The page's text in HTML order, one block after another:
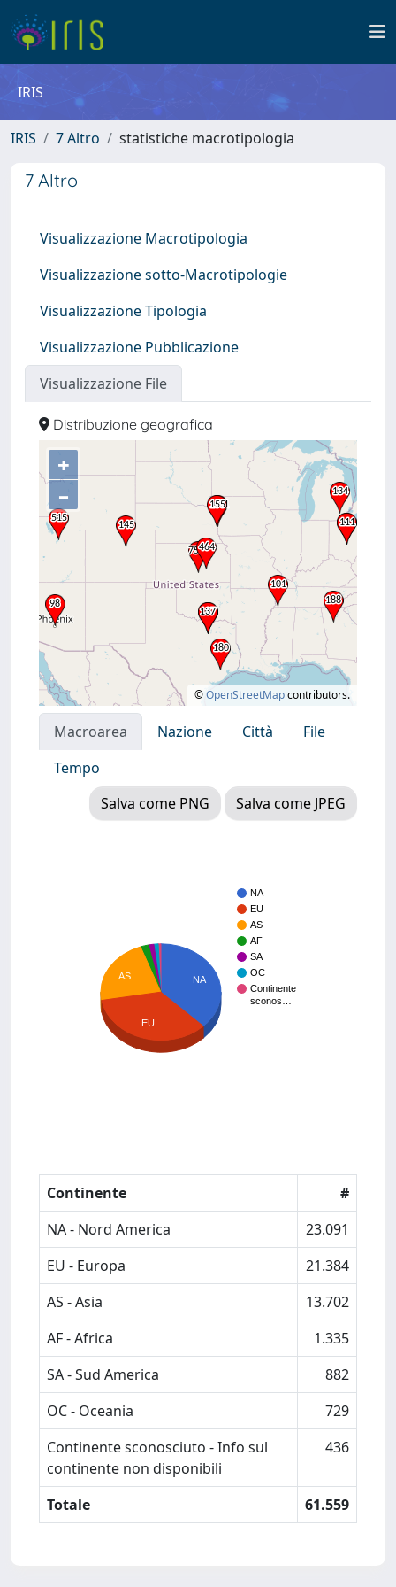
IRIS
IRIS 7 Altro statistiche macrotipologia
7 Altro
Visualizzazione Macrotipologia
Visualizzazione sotto-Macrotipologie
Visualizzazione Tipologia
Visualizzazione Pubblicazione
Visualizzazione File
Distribuzione geografica
+
–
©OpenStreetMapcontributors.
Macroarea Nazione Città
File
Tempo
Salva come PNG
Salva come JPEG
NA
EU
AS
AF
SA
OC
Continente
sconos…
NA
AS
EU
Continente
#
NA - Nord America
23.091
EU - Europa
21.384
AS - Asia
13.702
AF - Africa
1.335
SA - Sud America
882
OC - Oceania
729
Continente sconosciuto - Info sul
continente non disponibili
436
Totale 61.559